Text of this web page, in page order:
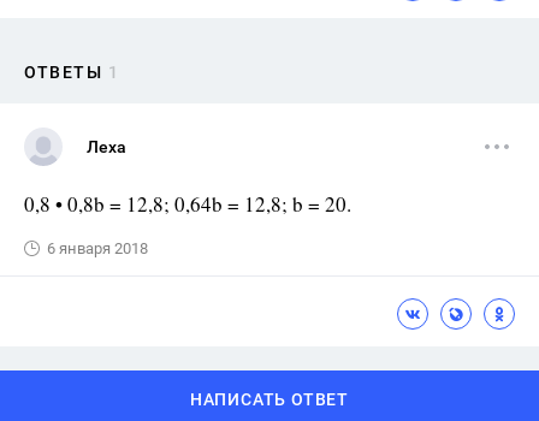
ОТВЕТЫ 1
Леха
0,8 • 0,8b = 12,8; 0,64b = 12,8; b = 20.
6 января 2018
НАПИСАТЬ ОТВЕТ